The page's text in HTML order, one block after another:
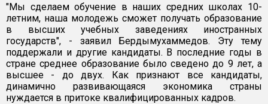
"Мы сделаем обучение в наших средних школах 10-
летним, наша молодежь сможет получать образование
в высших учебных заведениях иностранных
государств", - заявил Бердымухаммедов. Эту тему
поддержали и другие кандидаты. В последние годы в
стране среднее образование было сведено до 9 лет, а
высшее - до двух. Как признают все кандидаты,
динамично развивающаяся экономика страны
нуждается в притоке квалифицированных кадров.